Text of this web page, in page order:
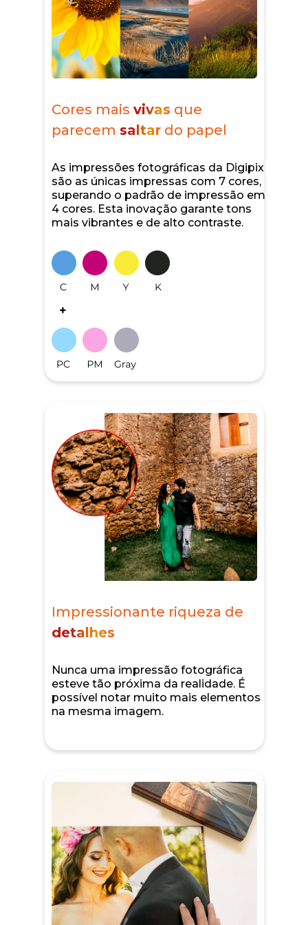
Cores mais vivas que
parecem saltardo papel
As impressões fotográficas da Digipix
são as únicas impressas com 7 cores,
superando o padrão de impressão em
4 cores. Esta inovação garante tons
mais vibrantes e de alto contraste.
Impressionante riqueza de
detalhes
Nunca uma impressão fotográfica
esteve tão próxima da realidade. É
possível notar muito mais elementos
na mesma imagem.